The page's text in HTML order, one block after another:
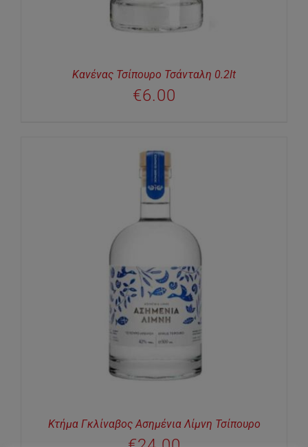
Κανένας Τσίπουρο Τσάνταλη 0.2lt
€6.00
Κτήμα Γκλίναβος Ασημένια Λίμνη Τσίπουρο